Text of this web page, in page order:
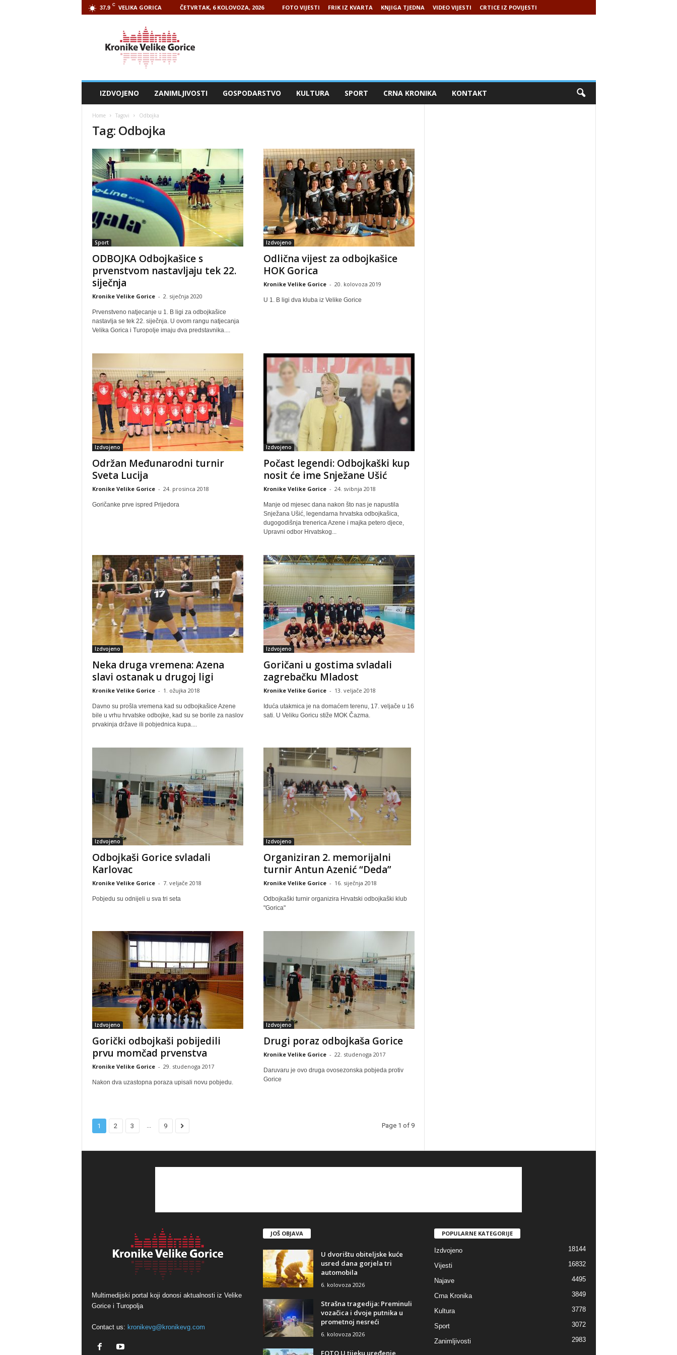
37.9 C VELIKA GORICA ČETVRTAK, 6 KOLOVOZA, 2026 FOTO VIJESTI FRIK IZ KVARTA KNJIGA TJEDNA VIDEO VIJESTI CRTICE IZ POVIJESTI
IZDVOJENO ZANIMLJIVOSTI GOSPODARSTVO KULTURA SPORT CRNA KRONIKA KONTAKT
Home Tagovi Odbojka
Tag: Odbojka
Sport
ODBOJKA Odbojkašice s
prvenstvom nastavljaju tek 22.
siječnja
Kronike Velike Gorice - 2. siječnja 2020
Prvenstveno natjecanje u 1. B ligi za odbojkašice
nastavlja se tek 22. siječnja. U ovom rangu natjecanja
Velika Gorica i Turopolje imaju dva predstavnika....
Izdvojeno
Odlična vijest za odbojkašice
HOK Gorica
Kronike Velike Gorice - 20. kolovoza 2019
U 1. B ligi dva kluba iz Velike Gorice
Izdvojeno
Održan Međunarodni turnir
Sveta Lucija
Kronike Velike Gorice - 24. prosinca 2018
Goričanke prve ispred Prijedora
Izdvojeno
Počast legendi: Odbojkaški kup
nosit će ime Snježane Ušić
Kronike Velike Gorice - 24. svibnja 2018
Manje od mjesec dana nakon što nas je napustila
Snježana Ušić, legendarna hrvatska odbojkašica,
dugogodišnja trenerica Azene i majka petero djece,
Upravni odbor Hrvatskog...
Izdvojeno
Neka druga vremena: Azena
slavi ostanak u drugoj ligi
Kronike Velike Gorice - 1. ožujka 2018
Davno su prošla vremena kad su odbojkašice Azene
bile u vrhu hrvatske odbojke, kad su se borile za naslov
prvakinja države ili pobjednica kupa....
Izdvojeno
Goričani u gostima svladali
zagrebačku Mladost
Kronike Velike Gorice - 13. veljače 2018
Iduća utakmica je na domaćem terenu, 17. veljače u 16
sati. U Veliku Goricu stiže MOK Čazma.
Izdvojeno
Odbojkaši Gorice svladali
Karlovac
Kronike Velike Gorice - 7. veljače 2018
Pobjedu su odnijeli u sva tri seta
Izdvojeno
Organiziran 2. memorijalni
turnir Antun Azenić “Deda”
Kronike Velike Gorice - 16. siječnja 2018
Odbojkaški turnir organizira Hrvatski odbojkaški klub
"Gorica"
Izdvojeno
Gorički odbojkaši pobijedili
prvu momčad prvenstva
Kronike Velike Gorice - 29. studenoga 2017
Nakon dva uzastopna poraza upisali novu pobjedu.
Izdvojeno
Drugi poraz odbojkaša Gorice
Kronike Velike Gorice - 22. studenoga 2017
Daruvaru je ovo druga ovosezonska pobjeda protiv
Gorice
1 2 3 ... 9 Page 1 of 9
Multimedijski portal koji donosi aktualnosti iz Velike
Gorice i Turopolja
Contact us: kronikevg@kronikevg.com
JOŠ OBJAVA
U dvorištu obiteljske kuće
usred dana gorjela tri
automobila
6. kolovoza 2026
Strašna tragedija: Preminuli
vozačica i dvoje putnika u
prometnoj nesreći
6. kolovoza 2026
FOTO U tijeku uređenje
POPULARNE KATEGORIJE
Izdvojeno 18144
Vijesti 16832
Najave 4495
Crna Kronika 3849
Kultura 3778
Sport 3072
Zanimljivosti 2983